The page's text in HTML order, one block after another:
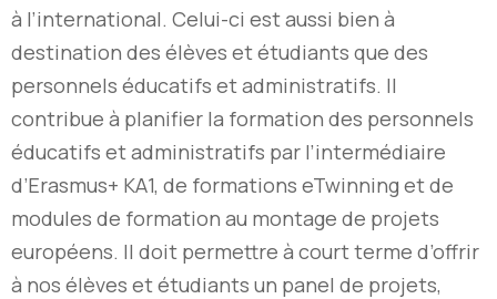
à l’international. Celui-ci est aussi bien à
destination des élèves et étudiants que des
personnels éducatifs et administratifs. Il
contribue à planifier la formation des personnels
éducatifs et administratifs par l’intermédiaire
d’Erasmus+ KA1, de formations eTwinning et de
modules de formation au montage de projets
européens. Il doit permettre à court terme d’offrir
à nos élèves et étudiants un panel de projets,